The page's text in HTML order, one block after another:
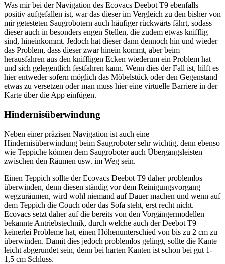
Was mir bei der Navigation des Ecovacs Deebot T9 ebenfalls
positiv aufgefallen ist, war das dieser im Vergleich zu den bisher von
mir getesteten Saugrobotern auch häufiger rückwärts fährt, sodass
dieser auch in besonders engen Stellen, die zudem etwas knifflig
sind, hineinkommt. Jedoch hat dieser dann dennoch hin und wieder
das Problem, dass dieser zwar hinein kommt, aber beim
herausfahren aus den kniffligen Ecken wiederum ein Problem hat
und sich gelegentlich festfahren kann. Wenn dies der Fall ist, hilft es
hier entweder sofern möglich das Möbelstück oder den Gegenstand
etwas zu versetzen oder man muss hier eine virtuelle Barriere in der
Karte über die App einfügen.
Hindernisüberwindung
Neben einer präzisen Navigation ist auch eine
Hindernisüberwindung beim Saugroboter sehr wichtig, denn ebenso
wie Teppiche können dem Saugroboter auch Übergangsleisten
zwischen den Räumen usw. im Weg sein.
Einen Teppich sollte der Ecovacs Deebot T9 daher problemlos
überwinden, denn diesen ständig vor dem Reinigungsvorgang
wegzuräumen, wird wohl niemand auf Dauer machen und wenn auf
dem Teppich die Couch oder das Sofa steht, erst recht nicht.
Ecovacs setzt daher auf die bereits von den Vorgängermodellen
bekannte Antriebstechnik, durch welche auch der Deebot T9
keinerlei Probleme hat, einen Höhenunterschied von bis zu 2 cm zu
überwinden. Damit dies jedoch problemlos gelingt, sollte die Kante
leicht abgerundet sein, denn bei harten Kanten ist schon bei gut 1-
1,5 cm Schluss.